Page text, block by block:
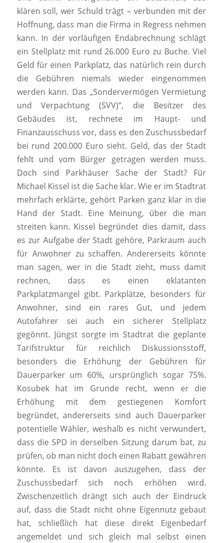
klären soll, wer Schuld trägt – verbunden mit der
Hoffnung, dass man die Firma in Regress nehmen
kann. In der vorläufigen Endabrechnung schlägt
ein Stellplatz mit rund 26.000 Euro zu Buche. Viel
Geld für einen Parkplatz, das natürlich rein durch
die Gebühren niemals wieder eingenommen
werden kann. Das „Sondervermögen Vermietung
und Verpachtung (SVV)“, die Besitzer des
Gebäudes ist, rechnete im Haupt- und
Finanzausschuss vor, dass es den Zuschussbedarf
bei rund 200.000 Euro sieht. Geld, das der Stadt
fehlt und vom Bürger getragen werden muss.
Doch sind Parkhäuser Sache der Stadt? Für
Michael Kissel ist die Sache klar. Wie er im Stadtrat
mehrfach erklärte, gehört Parken ganz klar in die
Hand der Stadt. Eine Meinung, über die man
streiten kann. Kissel begründet dies damit, dass
es zur Aufgabe der Stadt gehöre, Parkraum auch
für Anwohner zu schaffen. Andererseits könnte
man sagen, wer in die Stadt zieht, muss damit
rechnen, dass es einen eklatanten
Parkplatzmangel gibt. Parkplätze, besonders für
Anwohner, sind ein rares Gut, und jedem
Autofahrer sei auch ein sicherer Stellplatz
gegönnt. Jüngst sorgte im Stadtrat die geplante
Tarifstruktur für reichlich Diskussionsstoff,
besonders die Erhöhung der Gebühren für
Dauerparker um 60%, ursprünglich sogar 75%.
Kosubek hat im Grunde recht, wenn er die
Erhöhung mit dem gestiegenen Komfort
begründet, andererseits sind auch Dauerparker
potentielle Wähler, weshalb es nicht verwundert,
dass die SPD in derselben Sitzung darum bat, zu
prüfen, ob man nicht doch einen Rabatt gewähren
könnte. Es ist davon auszugehen, dass der
Zuschussbedarf sich noch erhöhen wird.
Zwischenzeitlich drängt sich auch der Eindruck
auf, dass die Stadt nicht ohne Eigennutz gebaut
hat, schließlich hat diese direkt Eigenbedarf
angemeldet und sich gleich mal selbst einen